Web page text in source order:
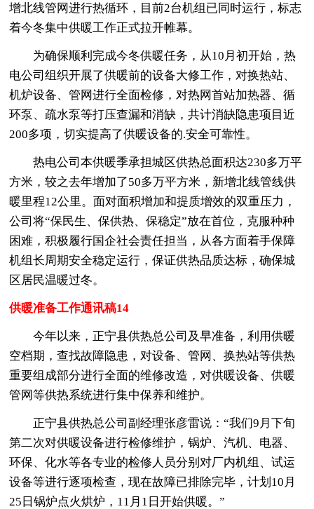
增北线管网进行热循环，目前2台机组已同时运行，标志
着今冬集中供暖工作正式拉开帷幕。
为确保顺利完成今冬供暖任务，从10月初开始，热
电公司组织开展了供暖前的设备大修工作，对换热站、
机炉设备、管网进行全面检修，对热网首站加热器、循
环泵、疏水泵等打压查漏和消缺，共计消缺隐患项目近
200多项，切实提高了供暖设备的.安全可靠性。
热电公司本供暖季承担城区供热总面积达230多万平
方米，较之去年增加了50多万平方米，新增北线管线供
暖里程12公里。面对面积增加和提质增效的双重压力，
公司将“保民生、保供热、保稳定”放在首位，克服种种
困难，积极履行国企社会责任担当，从各方面着手保障
机组长周期安全稳定运行，保证供热品质达标，确保城
区居民温暖过冬。
供暖准备工作通讯稿14
今年以来，正宁县供热总公司及早准备，利用供暖
空档期，查找故障隐患，对设备、管网、换热站等供热
重要组成部分进行全面的维修改造，对供暖设备、供暖
管网等供热系统进行集中保养和维护。
正宁县供热总公司副经理张彦雷说：“我们9月下旬
第二次对供暖设备进行检修维护，锅炉、汽机、电器、
环保、化水等各专业的检修人员分别对厂内机组、试运
设备等进行逐项检查，现在故障已排除完毕，计划10月
25日锅炉点火烘炉，11月1日开始供暖。”